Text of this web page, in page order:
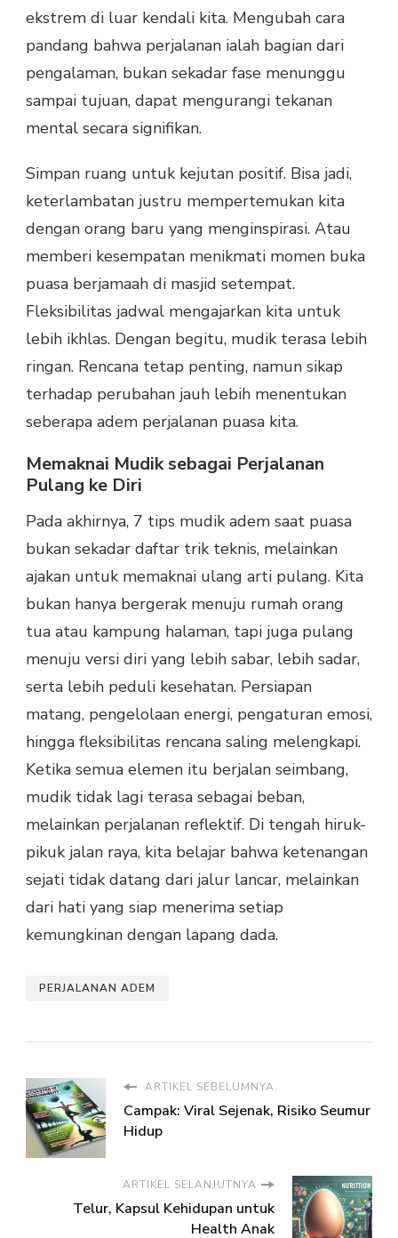
ekstrem di luar kendali kita. Mengubah cara
pandang bahwa perjalanan ialah bagian dari
pengalaman, bukan sekadar fase menunggu
sampai tujuan, dapat mengurangi tekanan
mental secara signifikan.
Simpan ruang untuk kejutan positif. Bisa jadi,
keterlambatan justru mempertemukan kita
dengan orang baru yang menginspirasi. Atau
memberi kesempatan menikmati momen buka
puasa berjamaah di masjid setempat.
Fleksibilitas jadwal mengajarkan kita untuk
lebih ikhlas. Dengan begitu, mudik terasa lebih
ringan. Rencana tetap penting, namun sikap
terhadap perubahan jauh lebih menentukan
seberapa adem perjalanan puasa kita.
Memaknai Mudik sebagai Perjalanan
Pulang ke Diri
Pada akhirnya, 7 tips mudik adem saat puasa
bukan sekadar daftar trik teknis, melainkan
ajakan untuk memaknai ulang arti pulang. Kita
bukan hanya bergerak menuju rumah orang
tua atau kampung halaman, tapi juga pulang
menuju versi diri yang lebih sabar, lebih sadar,
serta lebih peduli kesehatan. Persiapan
matang, pengelolaan energi, pengaturan emosi,
hingga fleksibilitas rencana saling melengkapi.
Ketika semua elemen itu berjalan seimbang,
mudik tidak lagi terasa sebagai beban,
melainkan perjalanan reflektif. Di tengah hiruk-
pikuk jalan raya, kita belajar bahwa ketenangan
sejati tidak datang dari jalur lancar, melainkan
dari hati yang siap menerima setiap
kemungkinan dengan lapang dada.
PERJALANAN ADEM
ARTIKEL SEBELUMNYA
Campak: Viral Sejenak, Risiko Seumur
Hidup
ARTIKEL SELANJUTNYA
Telur, Kapsul Kehidupan untuk
Health Anak